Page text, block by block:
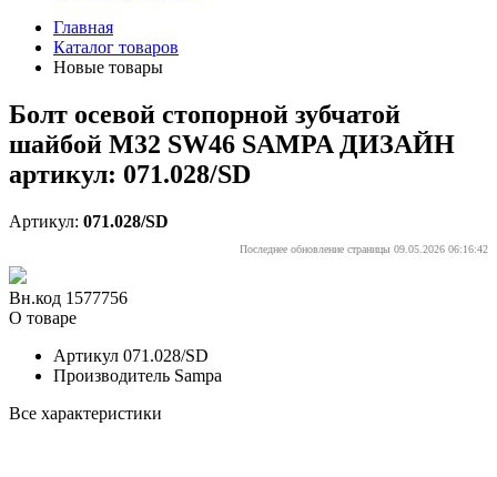
Главная
Каталог товаров
Новые товары
Болт осевой стопорной зубчатой
шайбой M32 SW46 SAMPA ДИЗАЙН
артикул: 071.028/SD
Артикул: 071.028/SD
Последнее обновление страницы 09.05.2026 06:16:42
Вн.код 1577756
О товаре
Артикул 071.028/SD
Производитель Sampa
Все характеристики